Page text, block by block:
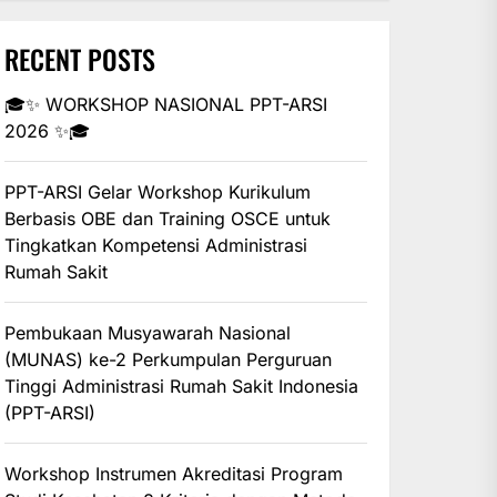
RECENT POSTS
🎓✨ WORKSHOP NASIONAL PPT-ARSI
2026 ✨🎓
PPT-ARSI Gelar Workshop Kurikulum
Berbasis OBE dan Training OSCE untuk
Tingkatkan Kompetensi Administrasi
Rumah Sakit
Pembukaan Musyawarah Nasional
(MUNAS) ke-2 Perkumpulan Perguruan
Tinggi Administrasi Rumah Sakit Indonesia
(PPT-ARSI)
Workshop Instrumen Akreditasi Program